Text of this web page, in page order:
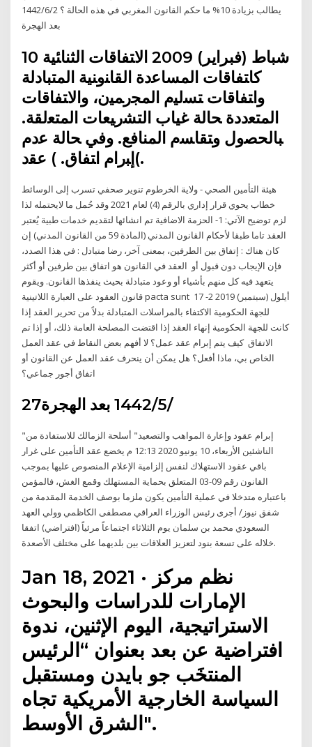
يطالب بزيادة 10% ما حكم القانون المغربي في هذه الحالة ؟ 2‏‏/6‏‏/1442
بعد الهجرة
10 شباط (فبراير) 2009 اﻻﺘﻔﺎﻗﺎت اﻟﺜﻨﺎﺌﻴﺔ
ﮐﺎﺘﻔﺎﻗﺎت اﻟﻤﺴﺎﻋدة اﻟﻘﺎﻨوﻨﻴﺔ اﻟﻤﺘﺒﺎدﻟﺔ
واﺘﻔﺎﻗﺎت ﺘﺴﻟﻴم اﻟﻤﺠرﻤﻴن، واﻻﺘﻔﺎﻗﺎت
اﻟﻤﺘﻌددة ﺤﺎﻟﺔ ﻏﻴﺎب اﻟﺘﺸرﻴﻌﺎت اﻟﻤﺘﻌﻟﻘﺔ.
ﺒﺎﻟﺤﺼول وﺘﻘﺎﺴم اﻟﻤﻨﺎﻓﻊ. وﻓﻲ ﺤﺎﻟﺔ ﻋدم
إﺒرام اﺘﻔﺎق. ) ﻋﻘد(.
هيئة التأمين الصحي - ولاية الخرطوم تنوير صحفي تسرب إلى الوسائط
خطاب يحوي قرار إداري بالرقم (4) لعام 2021 وقد حُمل ما لايحتمله لذا
لزم توضيح الآتي: 1- الحزمة الاضافية تم انشائها لتقديم خدمات طبية يُعتبر
العقد تاما طبقا لأحكام القانون المدني (المادة 59 من القانون المدني) إن
كان هناك : إتفاق بين الطرفين، بمعنى آخر، رضا متبادل : في هذا الصدد،
فإن الإيجاب دون قبول أو العقد في القانون هو اتفاق بين طرفين أو أكثر
يتعهد فيه كل منهم بأشياء أو وعود متبادلة بحيث ينفذها القانون. ويقوم
قانون العقود على العبارة اللاتينية pacta sunt 17 أيلول (سبتمبر) 2019 2-
للجهة الحكومية الاكتفاء بالمراسلات المتبادلة بدلاً من تحرير العقد إذا
كانت للجهة الحكومية إنهاء العقد إذا اقتضت المصلحة العامة ذلك، أو إذا تم
الاتفاق كيف يتم إبرام عقد عمل؟ لا أفهم بعض النقاط في عقد العمل
الخاص بي، ماذا أفعل؟ هل يمكن أن ينحرف عقد العمل عن القانون أو
اتفاق أجور جماعي؟
27‏‏/5‏‏/1442 بعد الهجرة
"إبرام عقود وإعارة المواهب والتصعيد" أسلحة الزمالك للاستفادة من
الناشئين الأربعاء، 10 يونيو 2020 12:13 م يخضع عقد التأمين على غرار
باقي عقود الاستهلاك لنفس إلزامية الإعلام المنصوص عليها بموجب
القانون رقم 09-03 المتعلق بحماية المستهلك وقمع الغش، فالمؤمن
باعتباره متدخلا في عملية التأمين يكون ملزما بوصف الخدمة المقدمة من
شفق نيوز/ أجرى رئيس الوزراء العراقي مصطفى الكاظمي وولي العهد
السعودي محمد بن سلمان يوم الثلاثاء اجتماعاً مرئياً (افتراضي) اتفقا
خلاله على تسعة بنود لتعزيز العلاقات بين بلديهما على مختلف الأصعدة.
Jan 18, 2021 · نظم مركز
الإمارات للدراسات والبحوث
الاستراتيجية، اليوم الإثنين، ندوة
افتراضية عن بعد بعنوان “الرئيس
المنتخَب جو بايدن ومستقبل
السياسة الخارجية الأمريكية تجاه
الشرق الأوسط".